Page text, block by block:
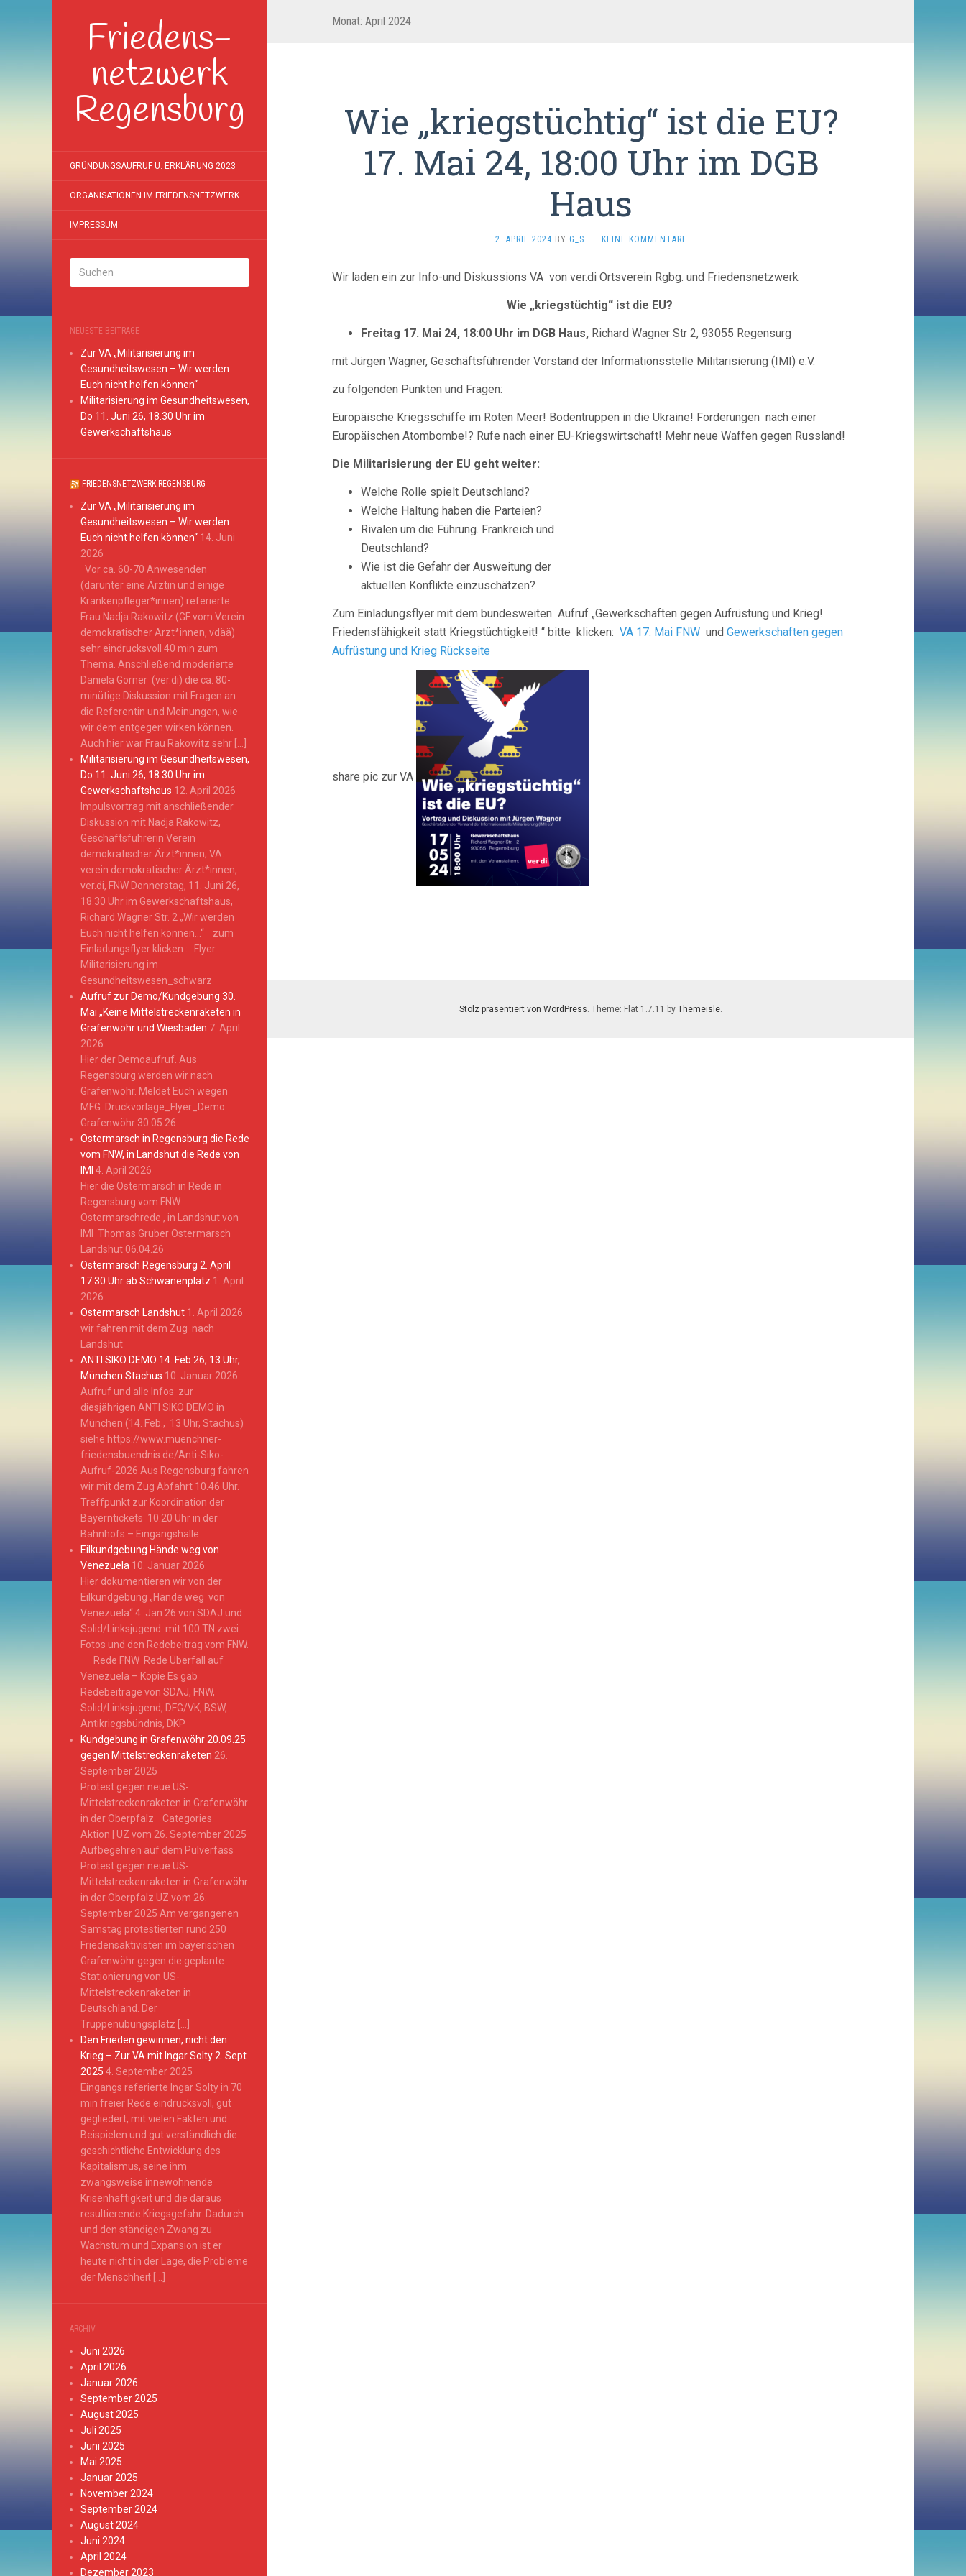
Friedens-
netzwerk
Regensburg
GRÜNDUNGSAUFRUF U. ERKLÄRUNG 2023
ORGANISATIONEN IM FRIEDENSNETZWERK
IMPRESSUM
NEUESTE BEITRÄGE
Zur VA „Militarisierung im
Gesundheitswesen – Wir werden
Euch nicht helfen können“
Militarisierung im Gesundheitswesen,
Do 11. Juni 26, 18.30 Uhr im
Gewerkschaftshaus
FRIEDENSNETZWERK REGENSBURG
Zur VA „Militarisierung im
Gesundheitswesen – Wir werden
Euch nicht helfen können“ 14. Juni
2026
Vor ca. 60-70 Anwesenden
(darunter eine Ärztin und einige
Krankenpfleger*innen) referierte
Frau Nadja Rakowitz (GF vom Verein
demokratischer Ärzt*innen, vdää)
sehr eindrucksvoll 40 min zum
Thema. Anschließend moderierte
Daniela Görner (ver.di) die ca. 80-
minütige Diskussion mit Fragen an
die Referentin und Meinungen, wie
wir dem entgegen wirken können.
Auch hier war Frau Rakowitz sehr […]
Militarisierung im Gesundheitswesen,
Do 11. Juni 26, 18.30 Uhr im
Gewerkschaftshaus 12. April 2026
Impulsvortrag mit anschließender
Diskussion mit Nadja Rakowitz,
Geschäftsführerin Verein
demokratischer Ärzt*innen; VA:
verein demokratischer Ärzt*innen,
ver.di, FNW Donnerstag, 11. Juni 26,
18.30 Uhr im Gewerkschaftshaus,
Richard Wagner Str. 2 „Wir werden
Euch nicht helfen können…“ zum
Einladungsflyer klicken : Flyer
Militarisierung im
Gesundheitswesen_schwarz
Aufruf zur Demo/Kundgebung 30.
Mai „Keine Mittelstreckenraketen in
Grafenwöhr und Wiesbaden 7. April
2026
Hier der Demoaufruf. Aus
Regensburg werden wir nach
Grafenwöhr. Meldet Euch wegen
MFG Druckvorlage_Flyer_Demo
Grafenwöhr 30.05.26
Ostermarsch in Regensburg die Rede
vom FNW, in Landshut die Rede von
IMI 4. April 2026
Hier die Ostermarsch in Rede in
Regensburg vom FNW
Ostermarschrede , in Landshut von
IMI Thomas Gruber Ostermarsch
Landshut 06.04.26
Ostermarsch Regensburg 2. April
17.30 Uhr ab Schwanenplatz 1. April
2026
Ostermarsch Landshut 1. April 2026
wir fahren mit dem Zug nach
Landshut
ANTI SIKO DEMO 14. Feb 26, 13 Uhr,
München Stachus 10. Januar 2026
Aufruf und alle Infos zur
diesjährigen ANTI SIKO DEMO in
München (14. Feb., 13 Uhr, Stachus)
siehe https://www.muenchner-
friedensbuendnis.de/Anti-Siko-
Aufruf-2026 Aus Regensburg fahren
wir mit dem Zug Abfahrt 10.46 Uhr.
Treffpunkt zur Koordination der
Bayerntickets 10.20 Uhr in der
Bahnhofs – Eingangshalle
Eilkundgebung Hände weg von
Venezuela 10. Januar 2026
Hier dokumentieren wir von der
Eilkundgebung „Hände weg von
Venezuela“ 4. Jan 26 von SDAJ und
Solid/Linksjugend mit 100 TN zwei
Fotos und den Redebeitrag vom FNW.
Rede FNW Rede Überfall auf
Venezuela – Kopie Es gab
Redebeiträge von SDAJ, FNW,
Solid/Linksjugend, DFG/VK, BSW,
Antikriegsbündnis, DKP
Kundgebung in Grafenwöhr 20.09.25
gegen Mittelstreckenraketen 26.
September 2025
Protest gegen neue US-
Mittelstreckenraketen in Grafenwöhr
in der Oberpfalz Categories
Aktion | UZ vom 26. September 2025
Aufbegehren auf dem Pulverfass
Protest gegen neue US-
Mittelstreckenraketen in Grafenwöhr
in der Oberpfalz UZ vom 26.
September 2025 Am vergangenen
Samstag protestierten rund 250
Friedensaktivisten im bayerischen
Grafenwöhr gegen die geplante
Stationierung von US-
Mittelstreckenraketen in
Deutschland. Der
Truppenübungsplatz […]
Den Frieden gewinnen, nicht den
Krieg – Zur VA mit Ingar Solty 2. Sept
2025 4. September 2025
Eingangs referierte Ingar Solty in 70
min freier Rede eindrucksvoll, gut
gegliedert, mit vielen Fakten und
Beispielen und gut verständlich die
geschichtliche Entwicklung des
Kapitalismus, seine ihm
zwangsweise innewohnende
Krisenhaftigkeit und die daraus
resultierende Kriegsgefahr. Dadurch
und den ständigen Zwang zu
Wachstum und Expansion ist er
heute nicht in der Lage, die Probleme
der Menschheit […]
ARCHIV
Juni 2026
April 2026
Januar 2026
September 2025
August 2025
Juli 2025
Juni 2025
Mai 2025
Januar 2025
November 2024
September 2024
August 2024
Juni 2024
April 2024
Dezember 2023
Monat: April 2024
Wie „kriegstüchtig“ ist die EU?
17. Mai 24, 18:00 Uhr im DGB
Haus
2. APRIL 2024 BY G_S · KEINE KOMMENTARE
Wir laden ein zur Info-und Diskussions VA von ver.di Ortsverein Rgbg. und Friedensnetzwerk
Wie „kriegstüchtig“ ist die EU?
Freitag 17. Mai 24, 18:00 Uhr im DGB Haus, Richard Wagner Str 2, 93055 Regensurg
mit Jürgen Wagner, Geschäftsführender Vorstand der Informationsstelle Militarisierung (IMI) e.V.
zu folgenden Punkten und Fragen:
Europäische Kriegsschiffe im Roten Meer! Bodentruppen in die Ukraine! Forderungen nach einer
Europäischen Atombombe!? Rufe nach einer EU-Kriegswirtschaft! Mehr neue Waffen gegen Russland!
Die Militarisierung der EU geht weiter:
Welche Rolle spielt Deutschland?
Welche Haltung haben die Parteien?
Rivalen um die Führung. Frankreich und
Deutschland?
Wie ist die Gefahr der Ausweitung der
aktuellen Konflikte einzuschätzen?
Zum Einladungsflyer mit dem bundesweiten Aufruf „Gewerkschaften gegen Aufrüstung und Krieg!
Friedensfähigkeit statt Kriegstüchtigkeit! “ bitte klicken: VA 17. Mai FNW und Gewerkschaften gegen
Aufrüstung und Krieg Rückseite
share pic zur VA
Stolz präsentiert von WordPress. Theme: Flat 1.7.11 by Themeisle.